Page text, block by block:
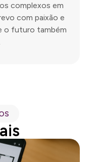
complexos em
com paixão e
o futuro também